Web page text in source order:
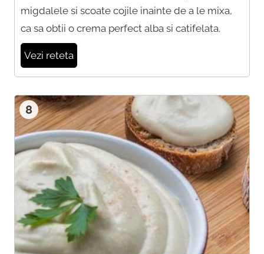
migdalele si scoate cojile inainte de a le mixa,
ca sa obtii o crema perfect alba si catifelata.
Vezi reteta
8